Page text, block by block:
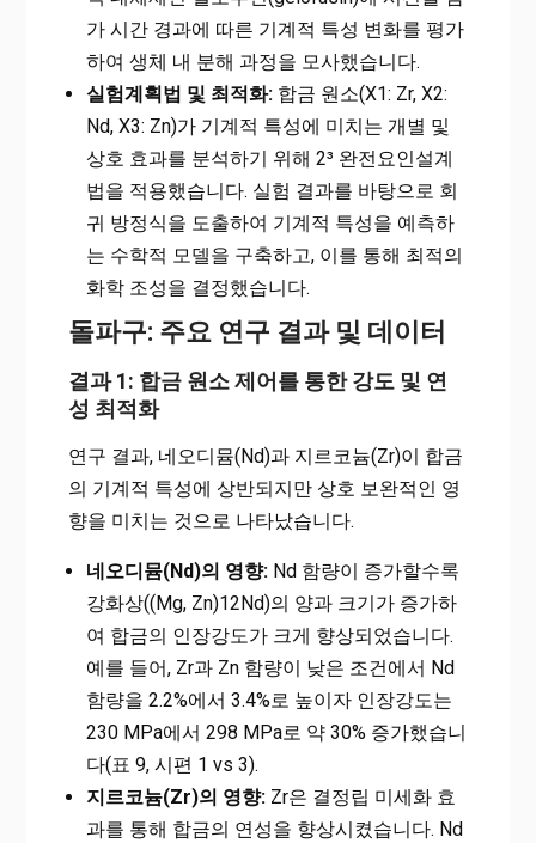
가 시간 경과에 따른 기계적 특성 변화를 평가
하여 생체 내 분해 과정을 모사했습니다.
실험계획법 및 최적화:합금 원소(X1: Zr, X2:
Nd, X3: Zn)가 기계적 특성에 미치는 개별 및
상호 효과를 분석하기 위해 2³ 완전요인설계
법을 적용했습니다. 실험 결과를 바탕으로 회
귀 방정식을 도출하여 기계적 특성을 예측하
는 수학적 모델을 구축하고, 이를 통해 최적의
화학 조성을 결정했습니다.
돌파구: 주요 연구 결과 및 데이터
결과 1: 합금 원소 제어를 통한 강도 및 연
성 최적화
연구 결과, 네오디뮴(Nd)과 지르코늄(Zr)이 합금
의 기계적 특성에 상반되지만 상호 보완적인 영
향을 미치는 것으로 나타났습니다.
네오디뮴(Nd)의 영향:Nd 함량이 증가할수록
강화상((Mg, Zn)12Nd)의 양과 크기가 증가하
여 합금의 인장강도가 크게 향상되었습니다.
예를 들어, Zr과 Zn 함량이 낮은 조건에서 Nd
함량을 2.2%에서 3.4%로 높이자 인장강도는
230 MPa에서 298 MPa로 약 30% 증가했습니
다(표 9, 시편 1 vs 3).
지르코늄(Zr)의 영향:Zr은 결정립 미세화 효
과를 통해 합금의 연성을 향상시켰습니다. Nd